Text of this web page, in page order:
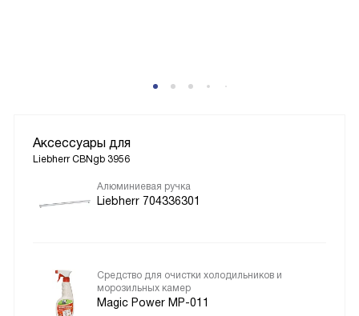
Аксессуары для
Liebherr CBNgb 3956
Алюминиевая ручка
Liebherr 704336301
Средство для очистки холодильников и
морозильных камер
Magic Power MP-011